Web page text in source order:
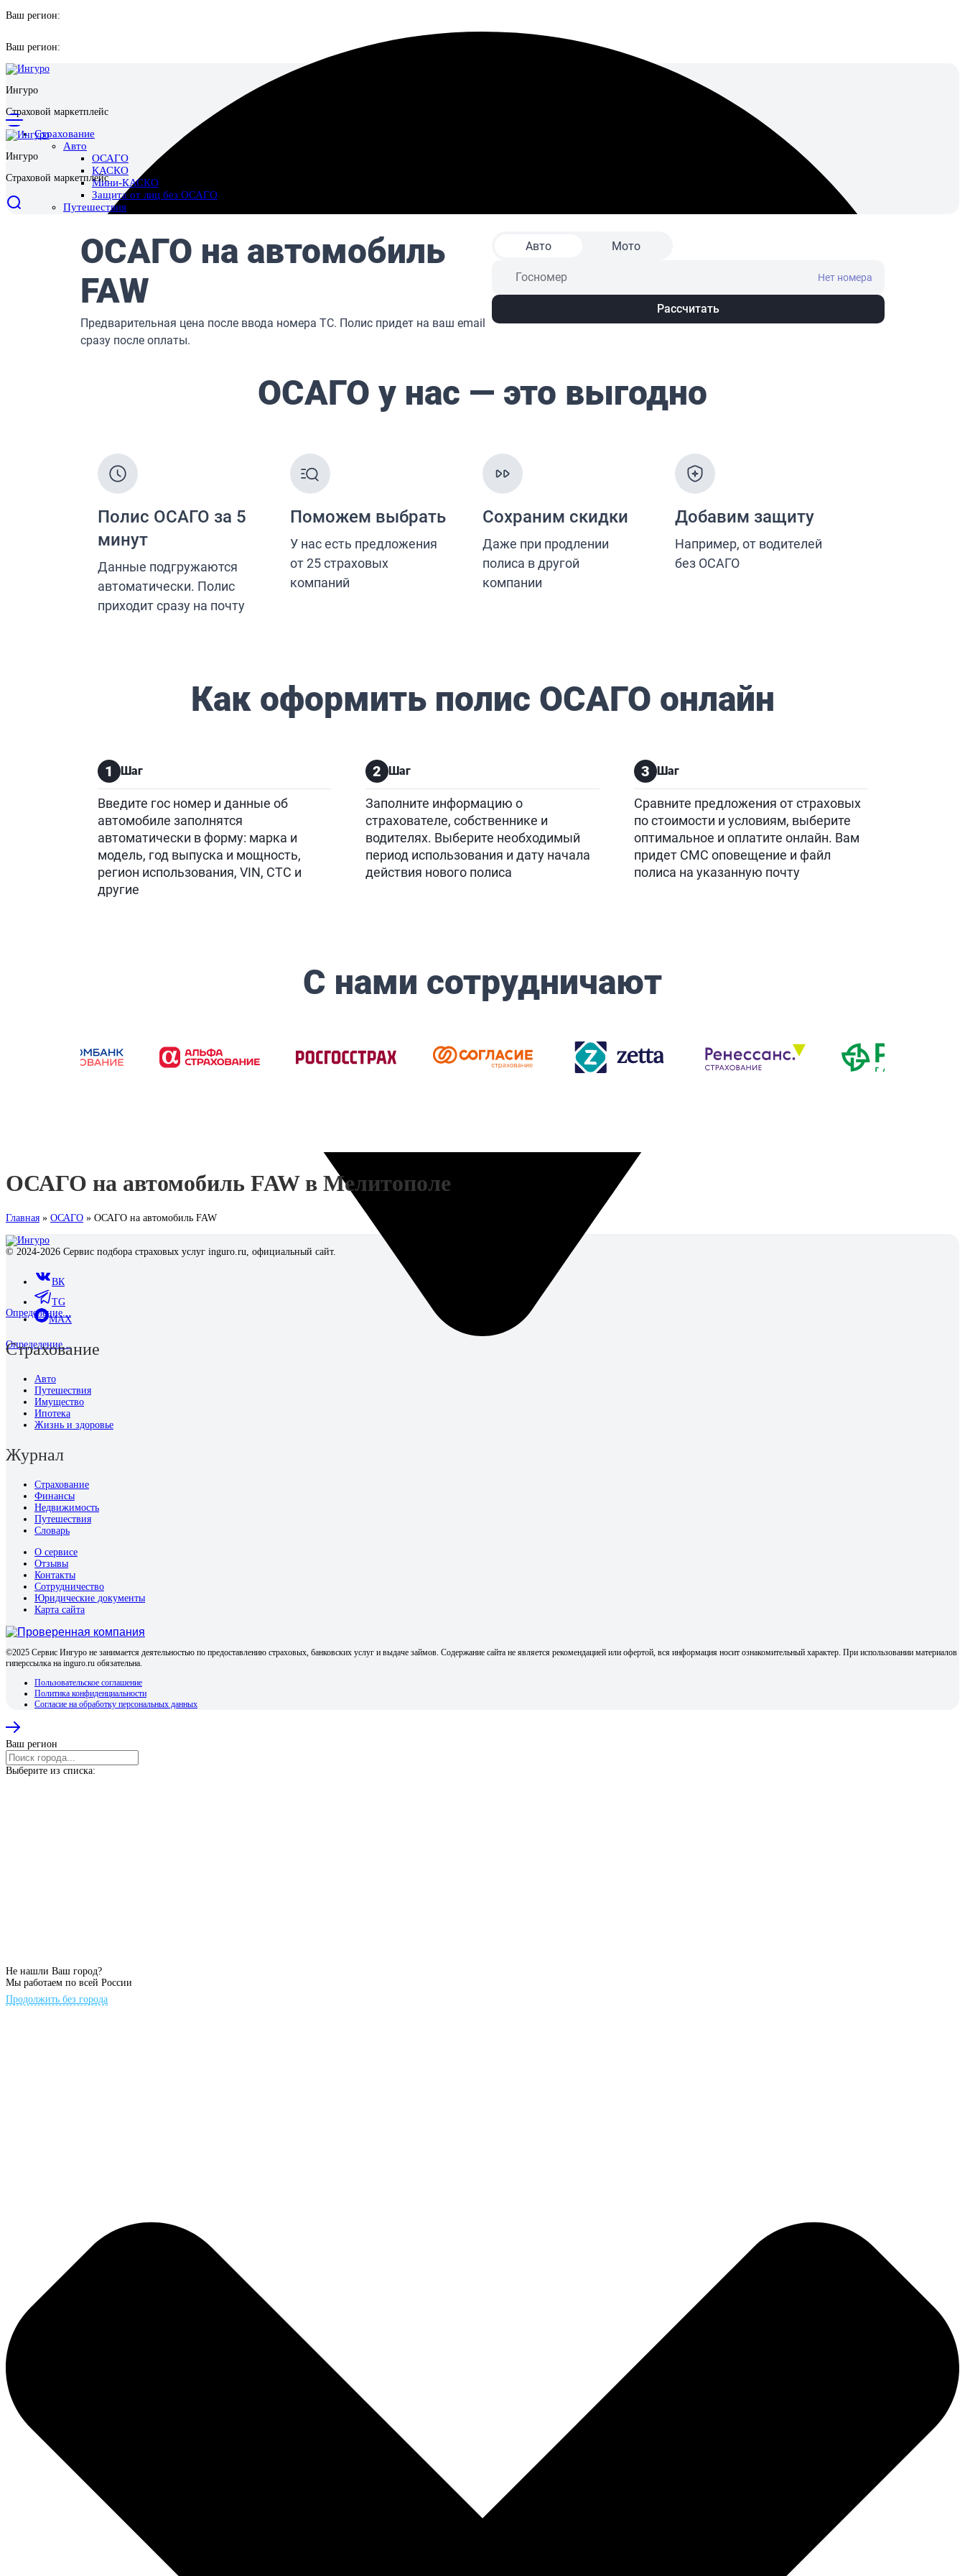
Ваш регион:
Определение...
Ваш регион:
Определение...
Ингуро
Страховой маркетплейс
Страхование
Авто
ОСАГО
КАСКО
Мини-КАСКО
Защита от лиц без ОСАГО
Путешествия
Отмена поездки
Имущество
Страхование дома
Страхование ответственности перед соседями
Ипотека
Жизнь и здоровье
Страхование от несчастных случаев
Страхование спортсменов
Ингуро
Страховой маркетплейс
ОСАГО на автомобиль FAW в Мелитополе
Главная » ОСАГО » ОСАГО на автомобиль FAW
© 2024-2026 Сервис подбора страховых услуг inguro.ru, официальный сайт.
ВК
TG
MAX
Страхование
Авто
Путешествия
Имущество
Ипотека
Жизнь и здоровье
Журнал
Страхование
Финансы
Недвижимость
Путешествия
Словарь
О сервисе
Отзывы
Контакты
Сотрудничество
Юридические документы
Карта сайта
©2025 Сервис Ингуро не занимается деятельностью по предоставлению страховых, банковских услуг и выдаче займов. Содержание сайта не является рекомендацией или офертой, вся информация носит ознакомительный характер. При использовании материалов
гиперссылка на inguro.ru обязательна.
Пользовательское соглашение
Политика конфиденциальности
Согласие на обработку персональных данных
Ваш регион
Выберите из списка:
Не нашли Ваш город?
Мы работаем по всей России
Продолжить без города